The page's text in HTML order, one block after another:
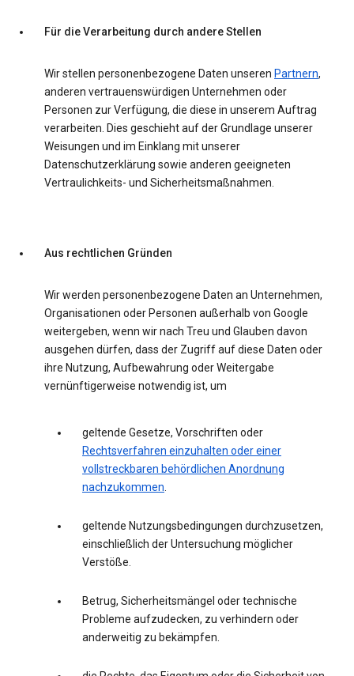
Für die Verarbeitung durch andere Stellen
Wir stellen personenbezogene Daten unseren Partnern,
anderen vertrauenswürdigen Unternehmen oder
Personen zur Verfügung, die diese in unserem Auftrag
verarbeiten. Dies geschieht auf der Grundlage unserer
Weisungen und im Einklang mit unserer
Datenschutzerklärung sowie anderen geeigneten
Vertraulichkeits- und Sicherheitsmaßnahmen.
Aus rechtlichen Gründen
Wir werden personenbezogene Daten an Unternehmen,
Organisationen oder Personen außerhalb von Google
weitergeben, wenn wir nach Treu und Glauben davon
ausgehen dürfen, dass der Zugriff auf diese Daten oder
ihre Nutzung, Aufbewahrung oder Weitergabe
vernünftigerweise notwendig ist, um
geltende Gesetze, Vorschriften oder
Rechtsverfahren einzuhalten oder einer
vollstreckbaren behördlichen Anordnung
nachzukommen.
geltende Nutzungsbedingungen durchzusetzen,
einschließlich der Untersuchung möglicher
Verstöße.
Betrug, Sicherheitsmängel oder technische
Probleme aufzudecken, zu verhindern oder
anderweitig zu bekämpfen.